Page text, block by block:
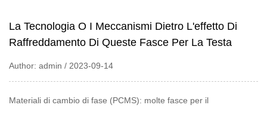
La Tecnologia O I Meccanismi Dietro L'effetto Di
Raffreddamento Di Queste Fasce Per La Testa
Author: admin / 2023-09-14
Materiali di cambio di fase (PCMS): molte fasce per il